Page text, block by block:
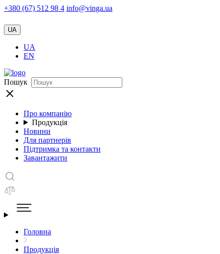
+380 (67) 512 98 4 info@vinga.ua
UA
UA
EN
Пошук
Про компанію
Продукція
Новини
Для партнерів
Підтримка та контакти
Завантажити
Головна
Продукція